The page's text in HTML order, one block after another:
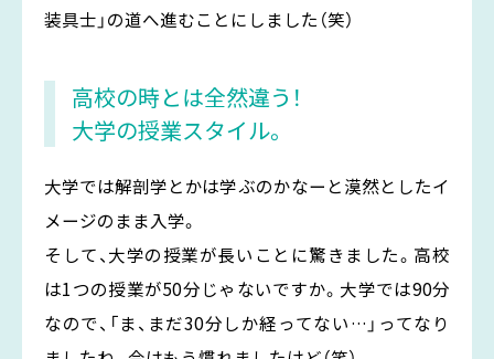
装具士」の道へ進むことにしました（笑）
高校の時とは全然違う！
大学の授業スタイル。
大学では解剖学とかは学ぶのかなーと漠然としたイ
メージのまま入学。
そして、大学の授業が長いことに驚きました。高校
は1つの授業が50分じゃないですか。大学では90分
なので、「ま、まだ30分しか経ってない…」ってなり